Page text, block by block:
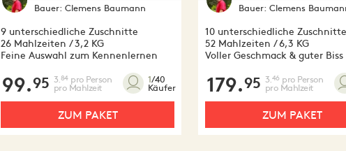
Bauer: Clemens Baumann
9 unterschiedliche Zuschnitte
26 Mahlzeiten / 3,2 KG
Feine Auswahl zum Kennenlernen
99.95 3. 84pro Person
pro Mahlzeit
1/40
Käufer
ZUM PAKET
Bauer: Clemens
10 unterschiedliche Zuschnitte
52 Mahlzeiten / 6,3 KG
Voller Geschmack & guter Biss
179.95 3. 46pro Person
pro Mahlzeit
ZUM PAKET